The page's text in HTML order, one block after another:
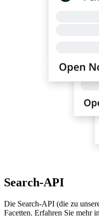
Search-API
Die Search-API (die zu
Facetten. Erfahren Sie mehr